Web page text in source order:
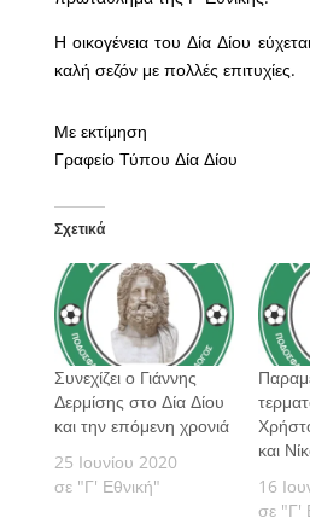
Η οικογένεια του Δία Δίου
καλή σεζόν με πολλές επιτυχίες.
Με εκτίμηση
Γραφείο Τύπου Δία Δίου
Σχετικά
Συνεχίζει ο Γιάννης
Δερμίσης στο Δία Δίου
και την επόμενη χρονιά
25 Ιουνίου 2020
σε "Γ' Εθνική"
και
16
σε "Γ'